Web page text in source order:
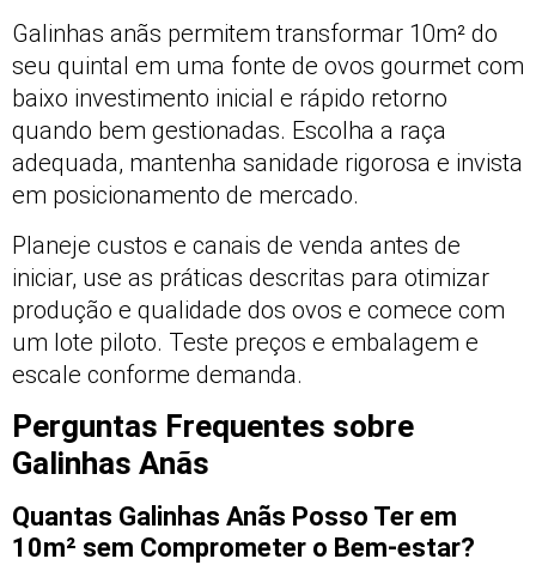
Galinhas anãs permitem transformar 10m² do
seu quintal em uma fonte de ovos gourmet com
baixo investimento inicial e rápido retorno
quando bem gestionadas. Escolha a raça
adequada, mantenha sanidade rigorosa e invista
em posicionamento de mercado.
Planeje custos e canais de venda antes de
iniciar, use as práticas descritas para otimizar
produção e qualidade dos ovos e comece com
um lote piloto. Teste preços e embalagem e
escale conforme demanda.
Perguntas Frequentes sobre
Galinhas Anãs
Quantas Galinhas Anãs Posso Ter em
10m² sem Comprometer o Bem-estar?